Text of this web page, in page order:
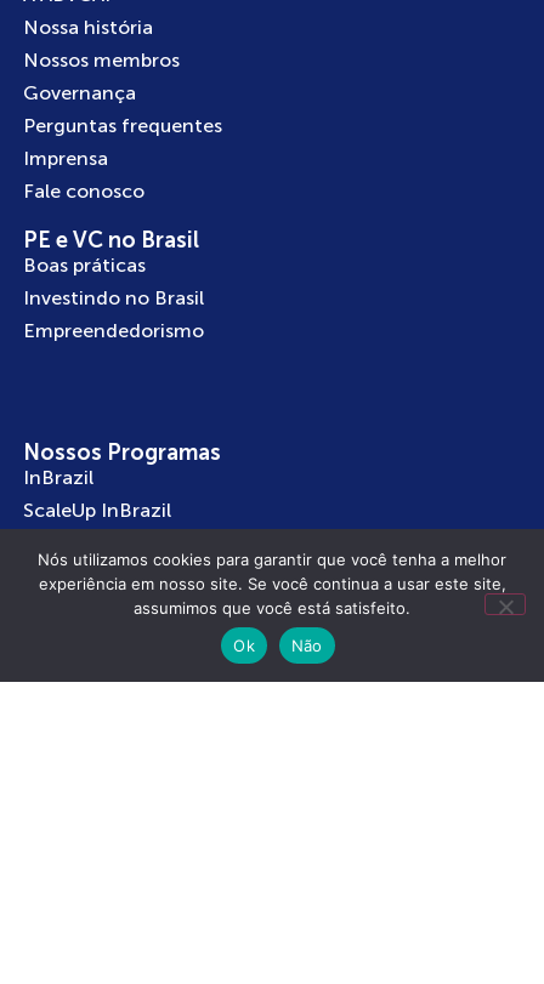
Nossa história
Nossos membros
Governança
Perguntas frequentes
Imprensa
Fale conosco
PE e VC no Brasil
Boas práticas
Investindo no Brasil
Empreendedorismo
Nossos Programas
InBrazil
ScaleUp InBrazil
Publicações
Eventos
Nós utilizamos cookies para garantir que você tenha a melhor
experiência em nosso site. Se você continua a usar este site,
assumimos que você está satisfeito.
Ok
Não